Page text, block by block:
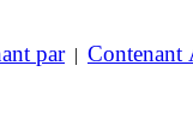
par| Contenant